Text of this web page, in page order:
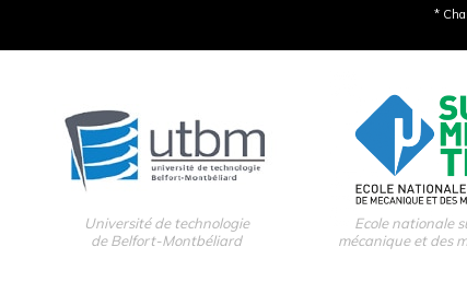
*
Université de technologie
de Belfort-Montbéliard
Ecole nationale
mécanique et des